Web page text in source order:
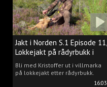
16:03
Jakt i Norden S.1 Episode 11,
Lokkejakt på rådyrbukk i
villmarka.
Bli med Kristoffer ut i villmarka
på lokkejakt etter rådyrbukk.